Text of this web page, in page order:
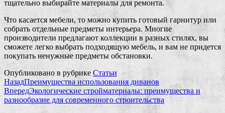
тщательно выбирайте материалы для ремонта.
Что касается мебели, то можно купить готовый гарнитур или
собрать отдельные предметы интерьера. Многие
производители предлагают коллекции в разных стилях, вы
сможете легко выбрать подходящую мебель, и вам не придется
покупать ненужные предметы обстановки.
Опубликовано в рубрике Статьи
НазадПреимущества использования диванов
ВпередЭкологические стройматериалы: преимущества и
разнообразие для современного строительства